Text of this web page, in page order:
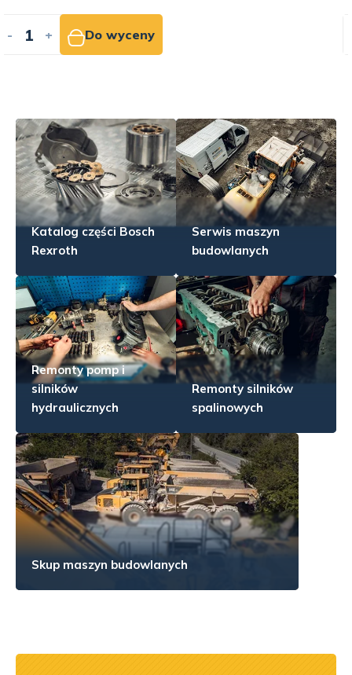
- + Do wyceny
Katalog części Bosch
Rexroth
Serwis maszyn
budowlanych
Remonty pomp i
silników
hydraulicznych
Remonty silników
spalinowych
Skup maszyn budowlanych